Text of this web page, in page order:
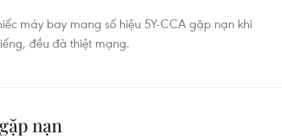
máy bay mang số hiệu 5Y-CCA gặp nạn khi
đều đã thiệt mạng.
nạn